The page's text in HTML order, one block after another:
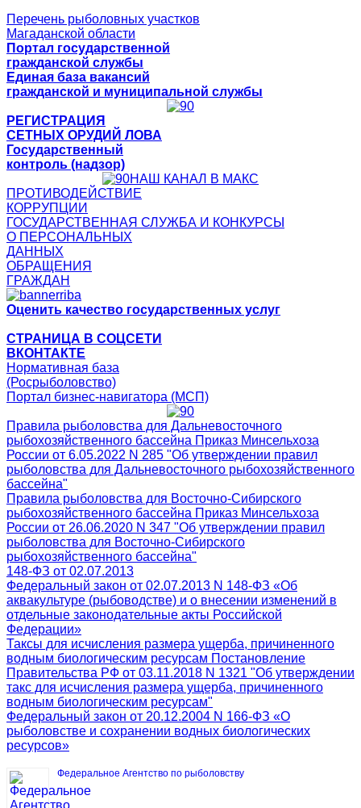
Перечень рыболовных участков
Магаданской области
Портал государственной
гражданской службы
Единая база вакансий
гражданской и муниципальной службы
РЕГИСТРАЦИЯ
СЕТНЫХ ОРУДИЙ ЛОВА
Государственный
контроль (надзор)
НАШ КАНАЛ В МАКС
ПРОТИВОДЕЙСТВИЕ
КОРРУПЦИИ
ГОСУДАРСТВЕННАЯ СЛУЖБА И КОНКУРСЫ
О ПЕРСОНАЛЬНЫХ
ДАННЫХ
ОБРАЩЕНИЯ
ГРАЖДАН
Оценить качество государственных услуг
СТРАНИЦА В СОЦСЕТИ
ВКОНТАКТЕ
Нормативная база
(Росрыболовство)
Портал бизнес-навигатора (МСП)
Правила рыболовства для Дальневосточного
рыбохозяйственного бассейна Приказ Минсельхоза
России от 6.05.2022 N 285 "Об утверждении правил
рыболовства для Дальневосточного рыбохозяйственного
бассейна"
Правила рыболовства для Восточно-Сибирского
рыбохозяйственного бассейна Приказ Минсельхоза
России от 26.06.2020 N 347 "Об утверждении правил
рыболовства для Восточно-Сибирского
рыбохозяйственного бассейна"
148-ФЗ от 02.07.2013
Федеральный закон от 02.07.2013 N 148-ФЗ «Об
аквакультуре (рыбоводстве) и о внесении изменений в
отдельные законодательные акты Российской
Федерации»
Таксы для исчисления размера ущерба, причиненного
водным биологическим ресурсам Постановление
Правительства РФ от 03.11.2018 N 1321 "Об утверждении
такс для исчисления размера ущерба, причиненного
водным биологическим ресурсам"
Федеральный закон от 20.12.2004 N 166-ФЗ «О
рыболовстве и сохранении водных биологических
ресурсов»
Федеральное Агентство по рыболовству